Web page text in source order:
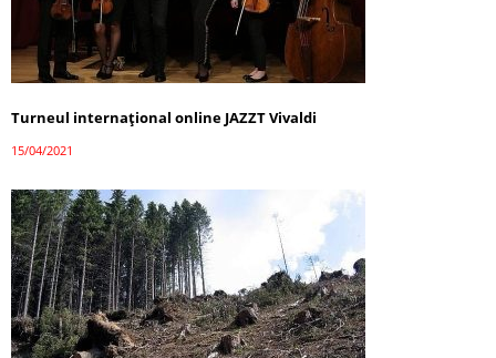
Turneul internațional online JAZZT Vivaldi
15/04/2021